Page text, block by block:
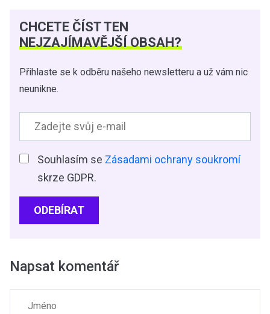
CHCETE ČÍST TEN
NEJZAJÍMAVĚJŠÍ OBSAH?
Přihlaste se k odběru našeho newsletteru a už vám nic
neunikne.
Souhlasím se Zásadami ochrany soukromí
skrze GDPR.
ODEBÍRAT
Napsat komentář